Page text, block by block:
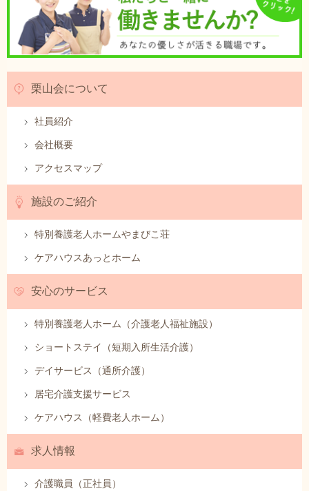
栗山会について
社員紹介
会社概要
アクセスマップ
施設のご紹介
特別養護老人ホームやまびこ荘
ケアハウスあっとホーム
安心のサービス
特別養護老人ホーム（介護老人福祉施設）
ショートステイ（短期入所生活介護）
デイサービス（通所介護）
居宅介護支援サービス
ケアハウス（軽費老人ホーム）
求人情報
介護職員（正社員）